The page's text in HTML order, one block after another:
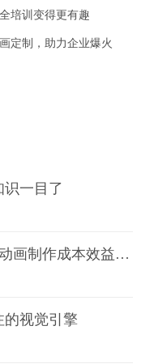
培训变得更有趣
定制，助力企业爆火
识一目了
1分钟可能=1条命！安全培训三维动画制作成本效益深度拆解
的视觉引擎